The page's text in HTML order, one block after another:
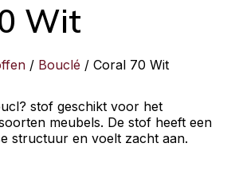
Wit
/ Bouclé / Coral 70 Wit
stof geschikt voor het
meubels. De stof heeft een
structuur en voelt zacht aan.